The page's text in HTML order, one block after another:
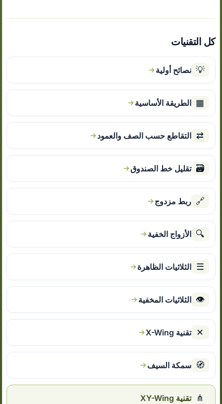
كل التقنيات
💡 نصائح أولية
▦ الطريقة الأساسية
⇄ التقاطع حسب الصف والعمود
🗃 تقليل خط الصندوق
🔗 ربط مزدوج
🔍 الأزواج الخفية
☰ الثلاثيات الظاهرة
👁 الثلاثيات المخفية
✕ تقنية X-Wing
🧭 سمكة السيف
⋔ تقنية XY-Wing